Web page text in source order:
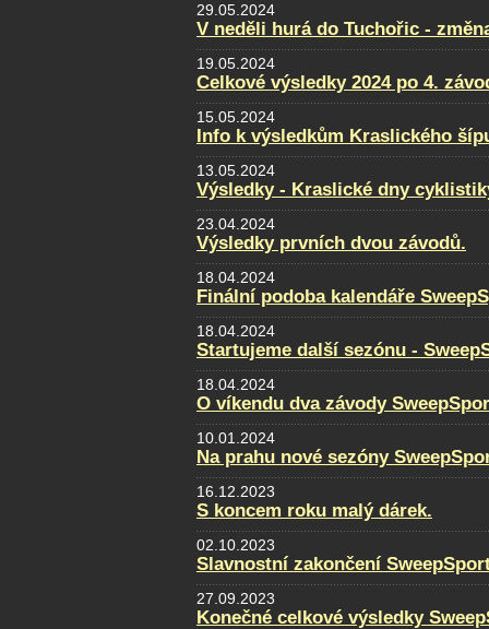
29.05.2024
V neděli hurá do Tuchořic -
19.05.2024
Celkové výsledky 2024 po 4.
15.05.2024
Info k výsledkům Kraslického
13.05.2024
Výsledky - Kraslické dny
23.04.2024
Výsledky prvních dvou závodů.
18.04.2024
Finální podoba kalendáře
18.04.2024
Startujeme další sezónu -
18.04.2024
O víkendu dva závody
10.01.2024
Na prahu nové sezóny
16.12.2023
S koncem roku malý dárek.
02.10.2023
Slavnostní zakončení
27.09.2023
Konečné celkové výsledky